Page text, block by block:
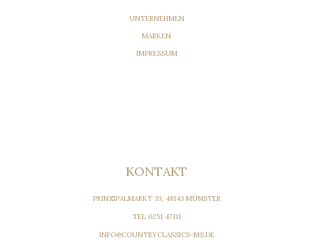
UNTERNEHMEN
MARKEN
IMPRESSUM
KONTAKT
PRINZIPALMARKT 33, 48143 MÜNSTER
TEL 0251 47111
INFO@COUNTRYCLASSICS-MS.DE